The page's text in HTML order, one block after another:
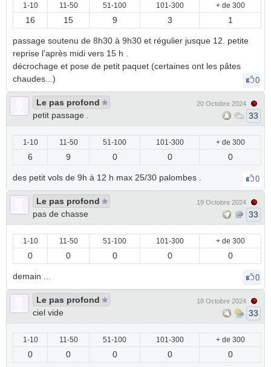
1-10 11-50 51-100 101-300 + de 300
16 15 9 3 1
passage soutenu de 8h30 à 9h30 et régulier jusque 12. petite
reprise l’après midi vers 15 h .
décrochage et pose de petit paquet (certaines ont les pâtes
chaudes...)
0
Le pas profond
petit passage .
20 Octobre 2024
33
1-10 11-50 51-100 101-300 + de 300
6 9 0 0 0
des petit vols de 9h à 12 h max 25/30 palombes . 0
Le pas profond
pas de chasse
19 Octobre 2024
33
1-10 11-50 51-100 101-300 + de 300
0 0 0 0 0
demain ... 0
Le pas profond
ciel vide
18 Octobre 2024
33
1-10 11-50 51-100 101-300 + de 300
0 0 0 0 0